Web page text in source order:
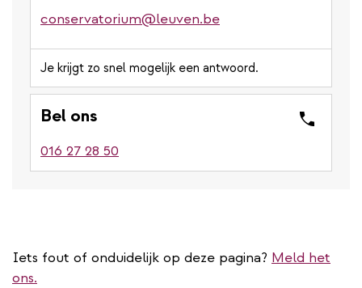
conservatorium@leuven.be
Je krijgt zo snel mogelijk een antwoord.
Bel ons
016 27 28 50
Iets fout of onduidelijk op deze pagina? Meld het
ons.